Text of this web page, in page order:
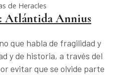
de Heracles
Atlántida Annius
que habla de fragilidad y
y de historia, a través del
evitar que se olvide parte